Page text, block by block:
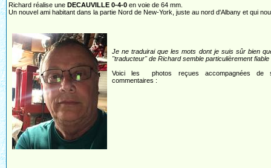
Richard réalise une DECAUVILLE 0-4-0 en voie de 64 mm.
Un nouvel ami habitant dans la partie Nord de New-York, juste au nord d'Albany et qui
Je ne traduirai que les mots dont je suis sûr bien
"traducteur" de Richard semble particulièrement fiable
Voici les photos reçues accompagnées de
commentaires :